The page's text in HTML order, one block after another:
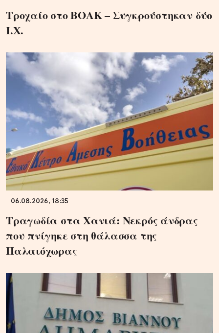
Τροχαίο στο ΒΟΑΚ – Συγκρούστηκαν δύο
Ι.Χ.
06.08.2026, 18:35
Τραγωδία στα Χανιά: Νεκρός άνδρας
που πνίγηκε στη θάλασσα της
Παλαιόχωρας